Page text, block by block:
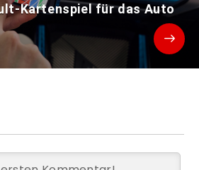
Kartenspiel für das Auto